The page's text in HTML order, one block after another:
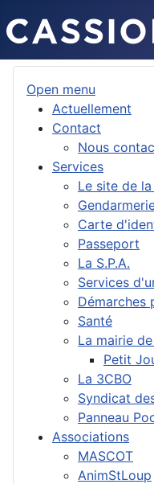
Open menu
Actuellement
Contact
Nous
Services
Le site de
Carte
Passeport
La S.P.A.
Services
Démarches
Santé
La mairie
Petit
La 3CBO
Syndicat
Panneau
Associations
MASCOT
AnimStLoup